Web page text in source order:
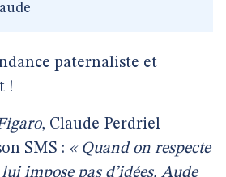
paternaliste et
!
, Claude Perdriel
SMS : « Quand on respecte
impose pas d’idées. Aude